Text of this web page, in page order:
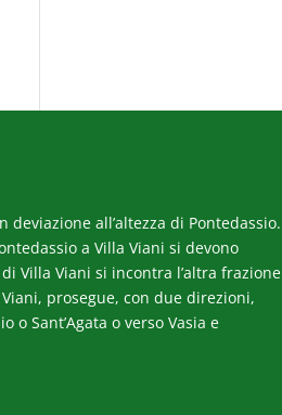
deviazione all’altezza di Pontedassio.
a Villa Viani si devono
Villa Viani si incontra l’altra frazione
prosegue, con due direzioni,
o Sant’Agata o verso Vasia e